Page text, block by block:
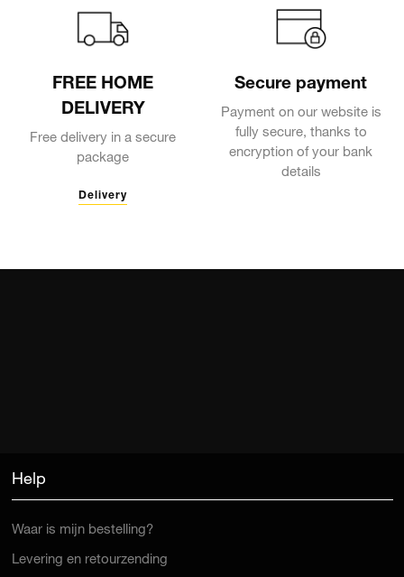
FREE HOME
DELIVERY
Free delivery in a secure
package
Delivery
Secure payment
Payment on our website is
fully secure, thanks to
encryption of your bank
details
Help
Waar is mijn bestelling?
Levering en retourzending